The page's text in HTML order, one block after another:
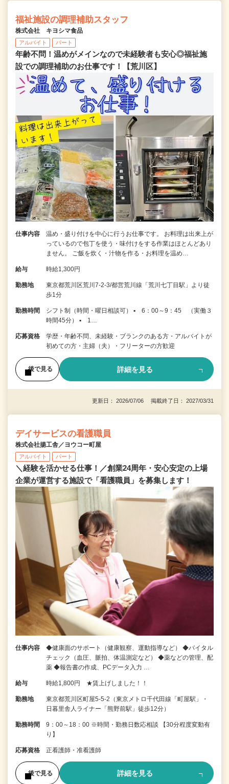
福祉施設の調理補助スタッフ
株式会社 キヨシマ食品
アルバイト パート
年齢不問！温めがメインなので未経験者も安心◎福祉施
設での調理補助のお仕事です！【荒川区】
仕事内容
温め・盛り付けを中心に行うお仕事です。 お料理は出来上が
っているので包丁を使う・味付けをする作業はほとんどあり
ません。 ご飯を炊く・汁物を作る・お料理を温め…
給与 時給1,300円
勤務地
東京都荒川区荒川7-2-3/都営荒川線「荒川七丁目駅」より徒
歩1分
勤務時間
シフト制（時間・曜日相談可） ▪ 6：00～9：45 （実働３
時間45分） ▪ 1…
応募資格
学歴・年齢不問、未経験・ブランクのある方・アルバイトが
初めての方・主婦（夫）・フリーターの方歓迎
後で見る 詳細を見る
更新日： 2026/07/06 掲載終了日： 2027/03/31
デイサービスの看護職員
株式会社揚工舎／ヨウコー町屋
アルバイト パート
＼経験を活かせる仕事！／創業24周年・安心安定の上場
企業が運営する施設で「看護職員」を募集します！
仕事内容
◆健康面のサポート（健康観察、運動指導など） ◆バイタル
チェック（血圧、脈拍、体温測定など） ◆薬などの管理、配
薬 ◆報告書の作成、PCデータ入力 …
給与 時給1,800円 ★賃上げしました！！
勤務地
東京都荒川区町屋5-5-2（東京メトロ千代田線「町屋駅」・
日暮里舎人ライナー「熊野前駅」徒歩12分）
勤務時間
9：00～18：00 ※時間・勤務日数応相談 【30分程度変動有
り】
応募資格 正看護師・准看護師
後で見る 詳細を見る